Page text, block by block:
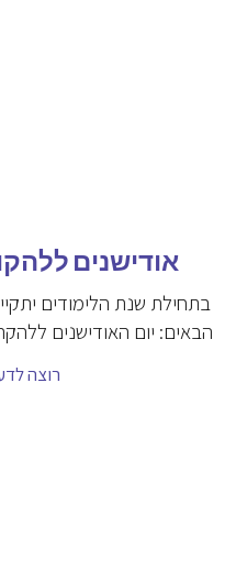
אודישנים
בתחילת שנת הלימודים
הבאים: יום האודישנים
רוצה